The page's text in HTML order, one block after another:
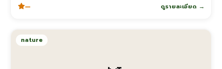
— ดูรายละเอียด →
nature